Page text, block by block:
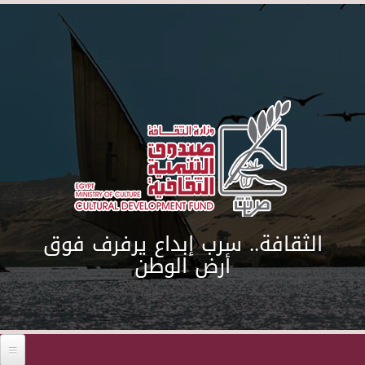
Skip to main content
الثقافة.. سرب إبداع يرفرف فوق
أرض الوطن
Before 01